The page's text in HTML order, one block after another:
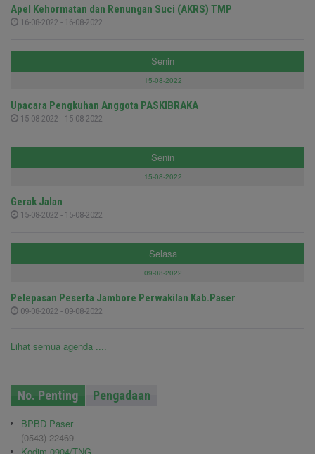
Apel Kehormatan dan Renungan Suci (AKRS) TMP
16-08-2022 - 16-08-2022
Senin
15-08-2022
Upacara Pengkuhan Anggota PASKIBRAKA
15-08-2022 - 15-08-2022
Senin
15-08-2022
Gerak Jalan
15-08-2022 - 15-08-2022
Selasa
09-08-2022
Pelepasan Peserta Jambore Perwakilan Kab.Paser
09-08-2022 - 09-08-2022
Lihat semua agenda ....
No. Penting Pengadaan
BPBD Paser
(0543) 22469